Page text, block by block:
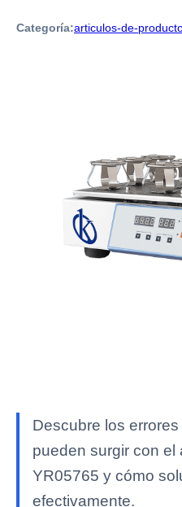
Categoría:articulos-de-
Descubre los
pueden surgir con el
YR05765 y cómo
efectivamente.